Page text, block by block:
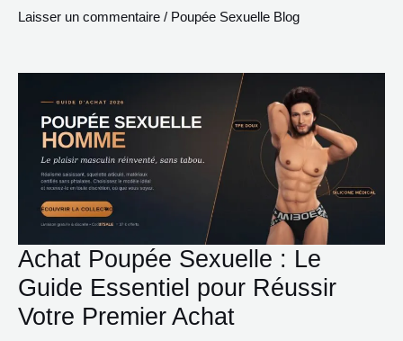
Laisser un commentaire / Poupée Sexuelle Blog
Achat Poupée Sexuelle : Le
Guide Essentiel pour Réussir
Votre Premier Achat